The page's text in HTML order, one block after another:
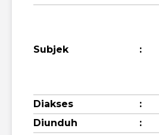
Subjek :
Diakses
:
Diunduh
: